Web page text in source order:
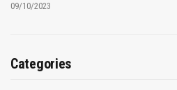
09/10/2023
Categories